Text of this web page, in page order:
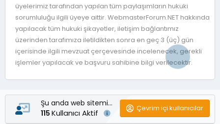
üyelerimiz tarafından yapılan tüm paylaşımların hukuki
sorumluluğu ilgili üyeye aittir. WebmasterForum.NET hakkında
yapılacak tüm hukuki şikayetler, iletişim bağlantımız
üzerinden tarafımıza iletildikten sonra en geç 3 (üç) gün
içerisinde ilgili mevzuat çerçevesinde incelenecek, gerekli
işlemler yapılacak ve başvuru sahibine bilgi verilecektir.
Şu anda web sitemizde
115 Kullanıcı Aktif Çevrim içi kullanıcılar